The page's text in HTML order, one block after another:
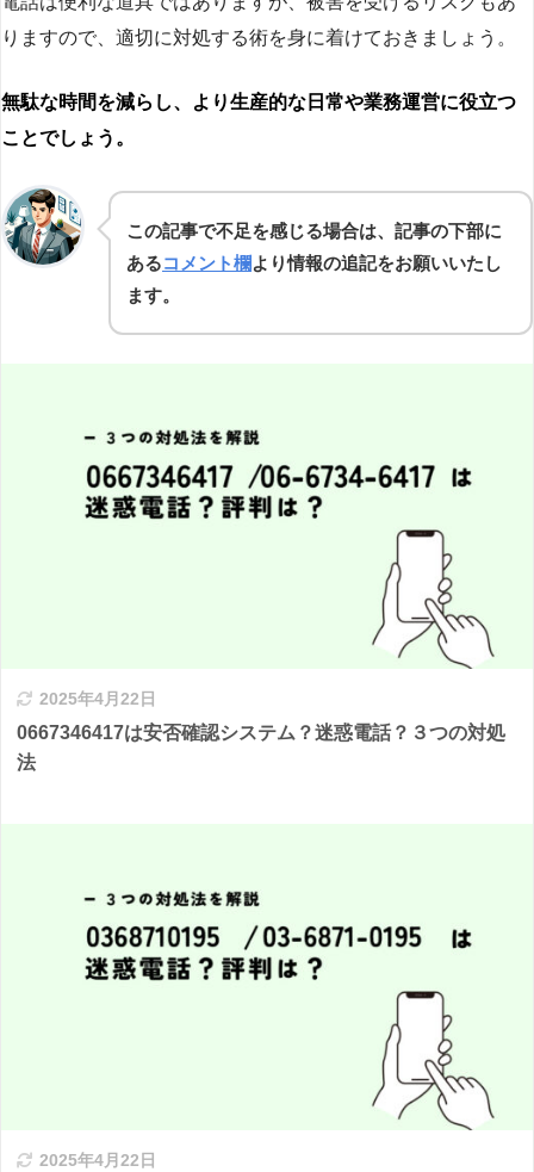
りますので、適切に対処する術を身に着けておきましょう。
無駄な時間を減らし、より生産的な日常や業務運営に役立つ
ことでしょう。
この記事で不足を感じる場合は、記事の下部に
あるコメント欄より情報の追記をお願いいたし
ます。
2025年4月22日
0667346417は安否確認システム？迷惑電話？３つの対処
法
2025年4月22日